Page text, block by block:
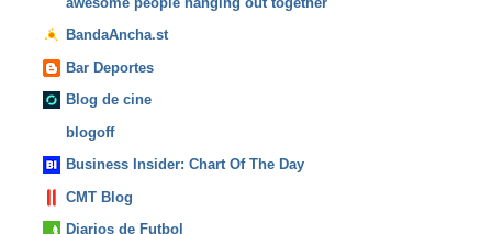
BandaAncha.st
Bar Deportes
Blog de cine
blogoff
Business Insider: Chart Of The Day
CMT Blog
Diarios de Futbol